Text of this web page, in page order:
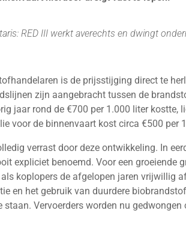
RED III werkt averechts en dwingt
is de prijsstijging direct te
zijn aangebracht tussen de
jaar rond de €700 per 1.000 liter kostte,
voor de binnenvaart kost circa €500 per
verrast door deze ontwikkeling. In
expliciet benoemd. Voor een groeiende
koplopers de afgelopen jaren vrijwillig
en het gebruik van duurdere
Vervoerders worden nu